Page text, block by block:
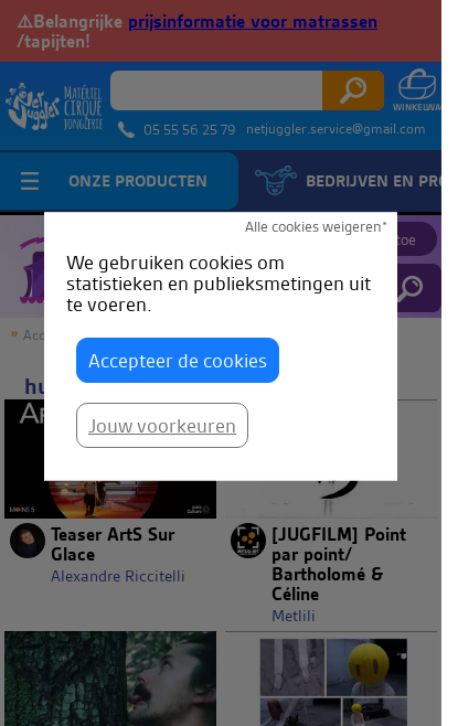
Alle cookies weigeren*
We gebruiken cookies om
statistieken en publieksmetingen uit
te voeren.
Accepteer de cookies
Jouw voorkeuren
⚠️Belangrijke prijsinformatie voor matrassen
/tapijten!
05 55 56 25 79 netjuggler.service@gmail.com
ONZE PRODUCTEN BEDRIJVEN EN
JuggleTube Voeg een video toe
Accueil JuggleTube humour
humour
Teaser ArtS Sur
Glace
Alexandre Riccitelli
[JUGFILM] Point
par point/
Bartholomé &
Céline
Metlili